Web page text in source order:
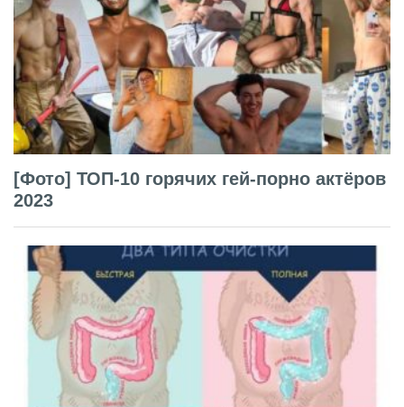
[Фото] ТОП-10 горячих гей-порно актёров
2023